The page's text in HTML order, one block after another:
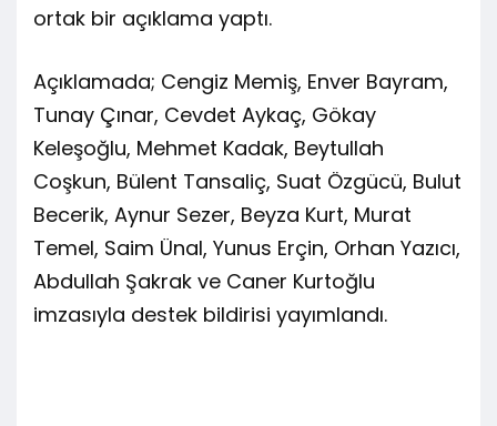
ortak bir açıklama yaptı.
Açıklamada; Cengiz Memiş, Enver Bayram,
Tunay Çınar, Cevdet Aykaç, Gökay
Keleşoğlu, Mehmet Kadak, Beytullah
Coşkun, Bülent Tansaliç, Suat Özgücü, Bulut
Becerik, Aynur Sezer, Beyza Kurt, Murat
Temel, Saim Ünal, Yunus Erçin, Orhan Yazıcı,
Abdullah Şakrak ve Caner Kurtoğlu
imzasıyla destek bildirisi yayımlandı.